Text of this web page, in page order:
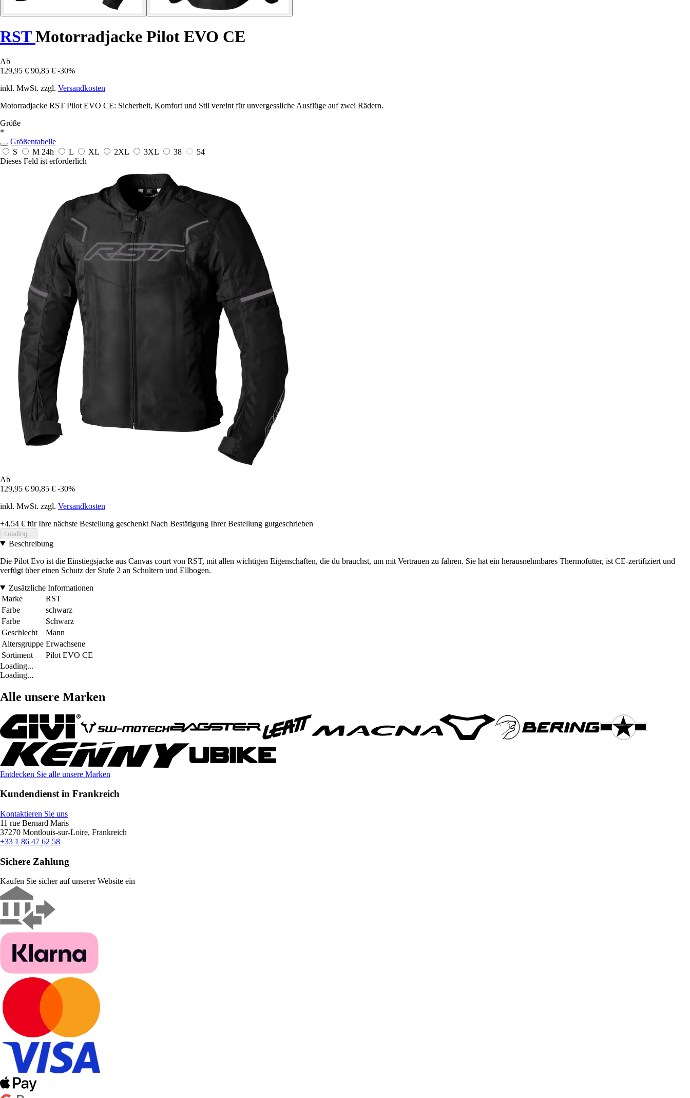
RSTMotorradjacke Pilot EVO CE
Ab
129,95 € 90,85 € -30%
inkl. MwSt. zzgl. Versandkosten
Motorradjacke RST Pilot EVO CE: Sicherheit, Komfort und Stil vereint für unvergessliche Ausflüge auf zwei Rädern.
Größe
*
Größentabelle
S
M 24h L XL 2XL 3XL 38
54
Dieses Feld ist erforderlich
Ab
129,95 € 90,85 € -30%
inkl. MwSt. zzgl. Versandkosten
+4,54 € für Ihre nächste Bestellung geschenkt Nach Bestätigung Ihrer Bestellung gutgeschrieben
Loading...
Beschreibung
Die Pilot Evo ist die Einstiegsjacke aus Canvas court von RST, mit allen wichtigen Eigenschaften, die du brauchst, um mit Vertrauen zu fahren. Sie hat ein herausnehmbares Thermofutter, ist CE-zertifiziert und
verfügt über einen Schutz der Stufe 2 an Schultern und Ellbogen.
Zusätzliche Informationen
Marke
RST
Farbe
schwarz
Farbe
Schwarz
Geschlecht
Mann
Altersgruppe Erwachsene
Sortiment
Pilot EVO CE
Loading...
Loading...
Alle unsere Marken
Entdecken Sie alle unsere Marken
Kundendienst in Frankreich
Kontaktieren Sie uns
11 rue Bernard Maris
37270 Montlouis-sur-Loire, Frankreich
+33 1 86 47 62 58
Sichere Zahlung
Kaufen Sie sicher auf unserer Website ein